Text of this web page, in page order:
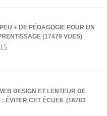
+ DE PÉDAGOGIE POUR UN
(17479 VUES)
DESIGN ET LENTEUR DE
ÉVITER CET ÉCUEIL (16783